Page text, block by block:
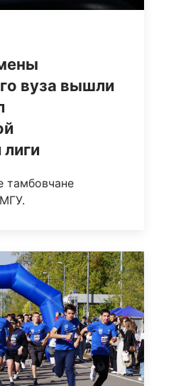
вуза вышли
тамбовчане